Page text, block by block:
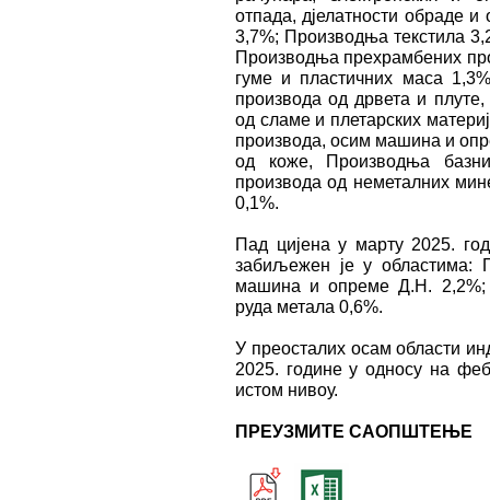
отпада, дјелатности обраде
3,7%; Производња текстила
Производња прехрамбених
гуме и пластичних маса
производа од дрвета и
од сламе и плетарских
производа, осим машина и
од коже, Производња
производа од неметалних
0,1%.
Пад цијена у марту 2025.
забиљежен је у областима:
машина и опреме Д.Н. 2,2%;
руда метала 0,6%.
У преосталих осам области
2025. године у односу на
истом нивоу.
ПРЕУЗМИТЕ САОПШТЕЊЕ